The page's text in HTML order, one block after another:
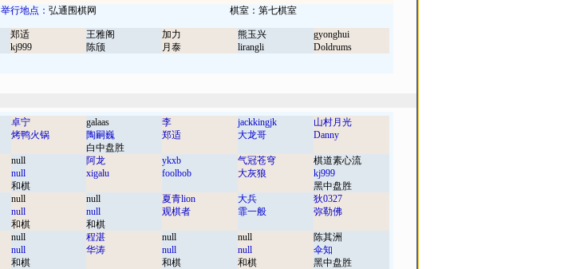
举行地点： 弘通围棋网 棋室：第七棋室
郑适
kj999
王雅阁
陈颀
加力
月泰
熊玉兴
lirangli
gyonghui
Doldrums
卓宁
烤鸭火锅
galaas
陶嗣巍
白中盘胜
李
郑适
jackkingjk
大龙哥
山村月光
Danny
null
null
和棋
阿龙
xigalu
ykxb
foolbob
气冠苍穹
大灰狼
棋道素心流
kj999
黑中盘胜
null
null
和棋
null
null
和棋
夏青lion
观棋者
大兵
霏一般
狄0327
弥勒佛
null
null
和棋
程湛
华涛
null
null
和棋
null
null
和棋
陈其洲
伞知
黑中盘胜